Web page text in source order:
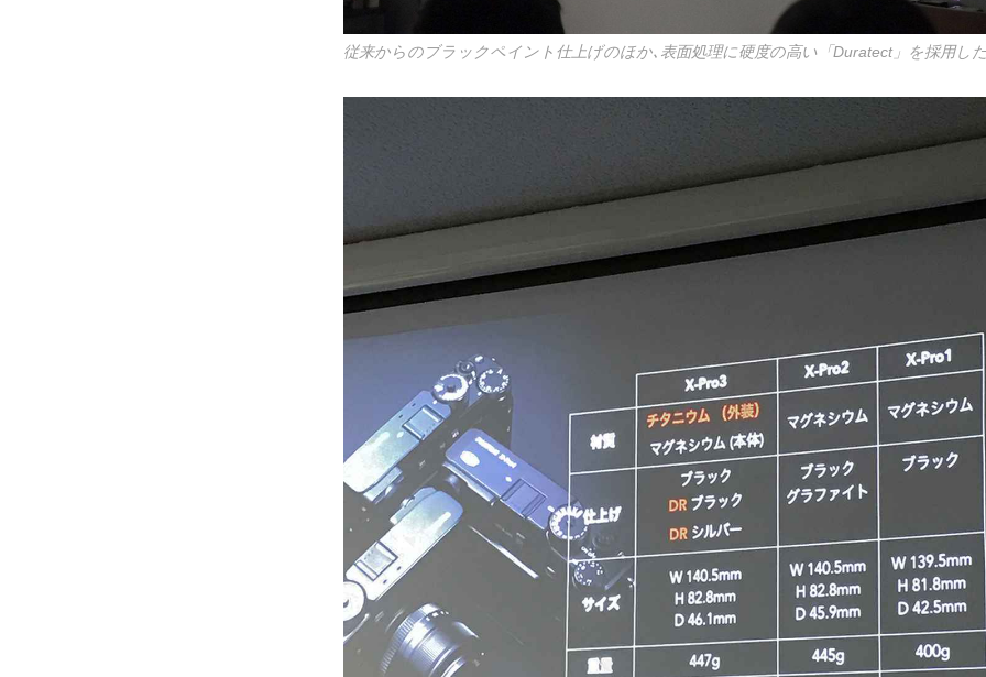
従来からのブラックペイント仕上げのほか､表面処理に硬度の高い「Duratect」を採用し